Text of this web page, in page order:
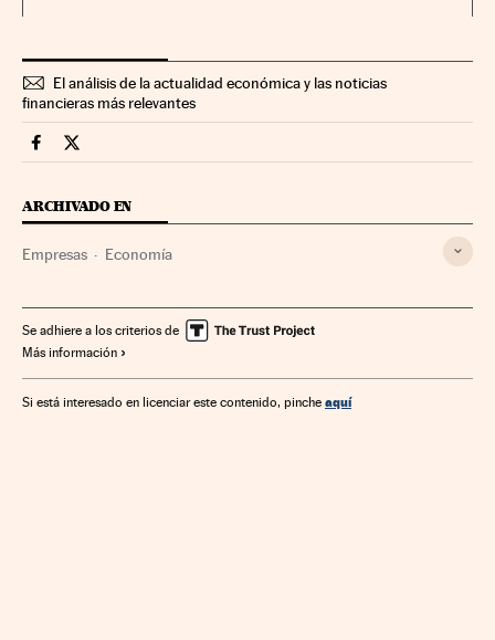
El análisis de la actualidad económica y las noticias
financieras más relevantes
Companias Cinco Días en Facebook
Companias Cinco Días en Twitter
ARCHIVADO EN
Empresas Economía
Se adhiere a los criterios de
Más información
Si está interesado en licenciar este contenido, pinche aquí